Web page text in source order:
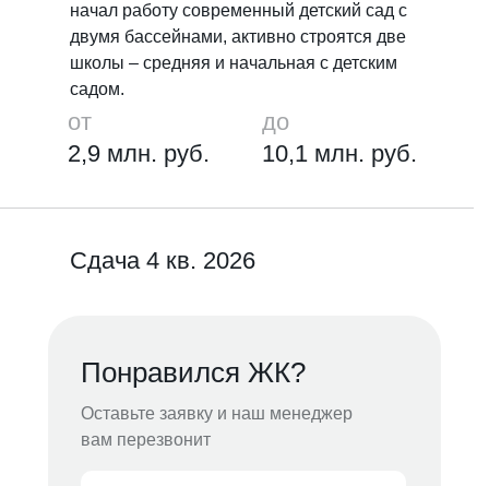
Оставьте заявку и наш менеджер
вам перезвонит
Понравился ЖК?
начал работу современный детский сад с
двумя бассейнами, активно строятся две
школы ‒ средняя и начальная с детским
садом.
2,9 млн. руб.
Сдача 4 кв. 2026
10,1 млн. руб.
от до